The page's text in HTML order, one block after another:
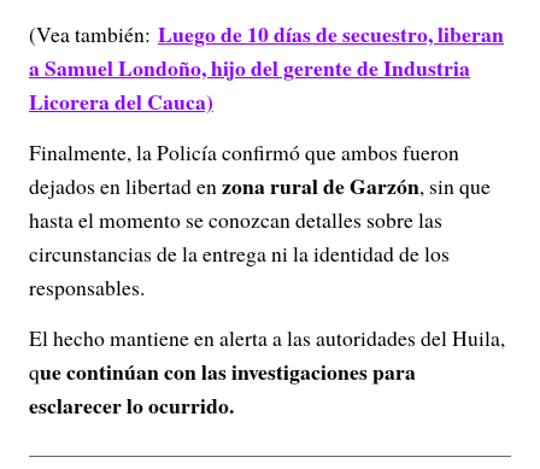
(Vea también: Luego de 10 días de secuestro, liberan
a Samuel Londoño, hijo del gerente de Industria
Licorera del Cauca)
Finalmente, la Policía confirmó que ambos fueron
dejados en libertad enzona rural de Garzón, sin que
hasta el momento se conozcan detalles sobre las
circunstancias de la entrega ni la identidad de los
responsables.
El hecho mantiene en alerta a las autoridades del Huila,
que continúan con las investigaciones para
esclarecer lo ocurrido.